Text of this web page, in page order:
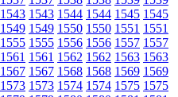
1543 1543 1544 1544 1545 1545
1549 1549 1550 1550 1551 1551
1555 1555 1556 1556 1557 1557
1561 1561 1562 1562 1563 1563
1567 1567 1568 1568 1569 1569
1573 1573 1574 1574 1575 1575